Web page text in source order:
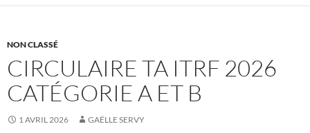
NON CLASSÉ
CIRCULAIRE TA ITRF 2026
CATÉGORIE A ET B
1 AVRIL 2026 GAËLLE SERVY